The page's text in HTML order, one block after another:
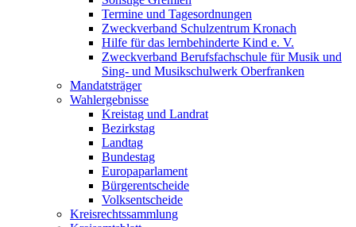
Termine und Tagesordnungen
Zweckverband Schulzentrum Kronach
Hilfe für das lernbehinderte Kind e. V.
Zweckverband Berufsfachschule für Musik und
Sing- und Musikschulwerk Oberfranken
Mandatsträger
Wahlergebnisse
Kreistag und Landrat
Bezirkstag
Landtag
Bundestag
Europaparlament
Bürgerentscheide
Volksentscheide
Kreisrechtssammlung